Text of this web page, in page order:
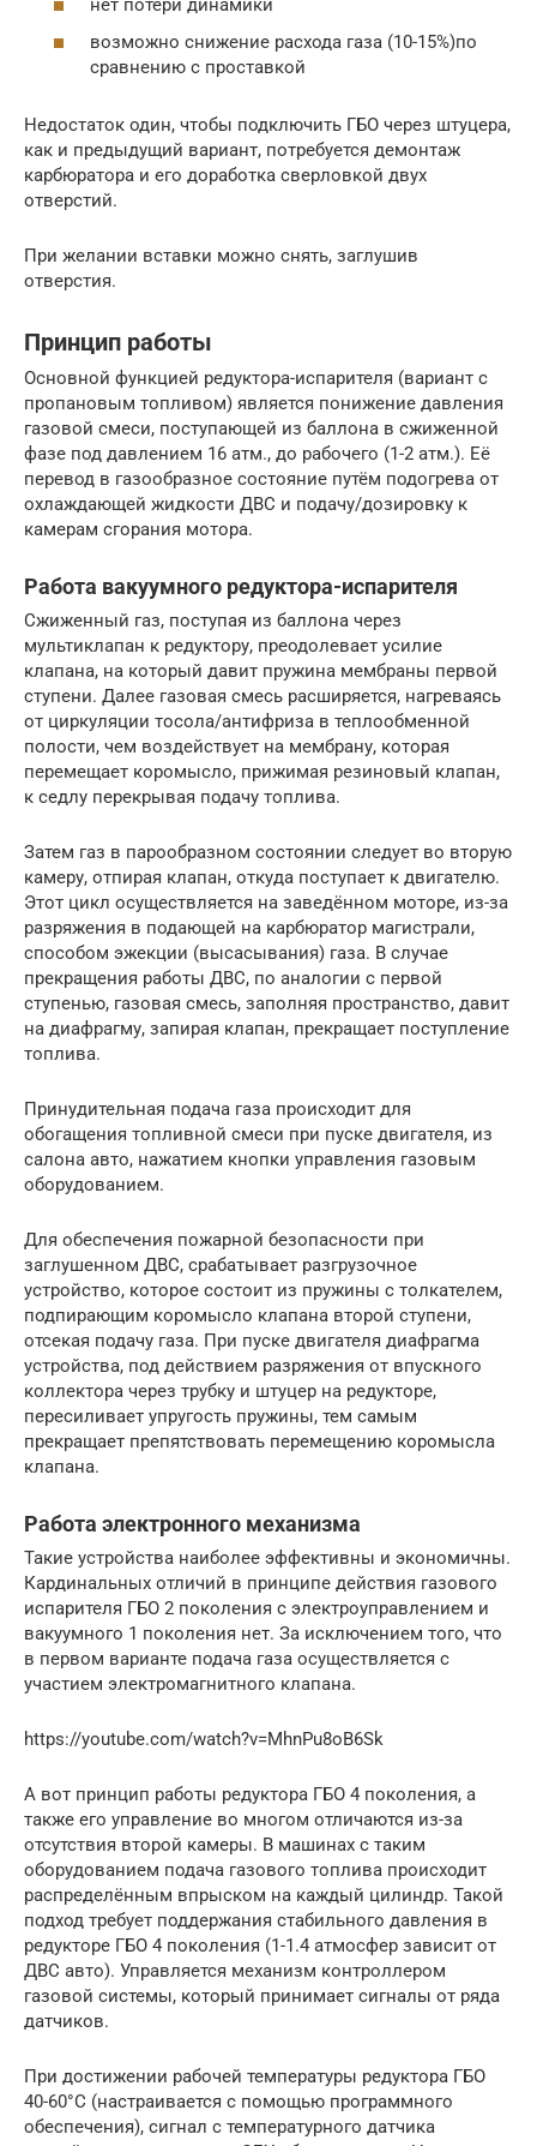
нет потери динамики
возможно снижение расхода газа (10-15%)по
сравнению с проставкой
Недостаток один, чтобы подключить ГБО через штуцера,
как и предыдущий вариант, потребуется демонтаж
карбюратора и его доработка сверловкой двух
отверстий.
При желании вставки можно снять, заглушив
отверстия.
Принцип работы
Основной функцией редуктора-испарителя (вариант с
пропановым топливом) является понижение давления
газовой смеси, поступающей из баллона в сжиженной
фазе под давлением 16 атм., до рабочего (1-2 атм.). Её
перевод в газообразное состояние путём подогрева от
охлаждающей жидкости ДВС и подачу/дозировку к
камерам сгорания мотора.
Работа вакуумного редуктора-испарителя
Сжиженный газ, поступая из баллона через
мультиклапан к редуктору, преодолевает усилие
клапана, на который давит пружина мембраны первой
ступени. Далее газовая смесь расширяется, нагреваясь
от циркуляции тосола/антифриза в теплообменной
полости, чем воздействует на мембрану, которая
перемещает коромысло, прижимая резиновый клапан,
к седлу перекрывая подачу топлива.
Затем газ в парообразном состоянии следует во вторую
камеру, отпирая клапан, откуда поступает к двигателю.
Этот цикл осуществляется на заведённом моторе, из-за
разряжения в подающей на карбюратор магистрали,
способом эжекции (высасывания) газа. В случае
прекращения работы ДВС, по аналогии с первой
ступенью, газовая смесь, заполняя пространство, давит
на диафрагму, запирая клапан, прекращает поступление
топлива.
Принудительная подача газа происходит для
обогащения топливной смеси при пуске двигателя, из
салона авто, нажатием кнопки управления газовым
оборудованием.
Для обеспечения пожарной безопасности при
заглушенном ДВС, срабатывает разгрузочное
устройство, которое состоит из пружины с толкателем,
подпирающим коромысло клапана второй ступени,
отсекая подачу газа. При пуске двигателя диафрагма
устройства, под действием разряжения от впускного
коллектора через трубку и штуцер на редукторе,
пересиливает упругость пружины, тем самым
прекращает препятствовать перемещению коромысла
клапана.
Работа электронного механизма
Такие устройства наиболее эффективны и экономичны.
Кардинальных отличий в принципе действия газового
испарителя ГБО 2 поколения с электроуправлением и
вакуумного 1 поколения нет. За исключением того, что
в первом варианте подача газа осуществляется с
участием электромагнитного клапана.
https://youtube.com/watch?v=MhnPu8oB6Sk
А вот принцип работы редуктора ГБО 4 поколения, а
также его управление во многом отличаются из-за
отсутствия второй камеры. В машинах с таким
оборудованием подача газового топлива происходит
распределённым впрыском на каждый цилиндр. Такой
подход требует поддержания стабильного давления в
редукторе ГБО 4 поколения (1-1.4 атмосфер зависит от
ДВС авто). Управляется механизм контроллером
газовой системы, который принимает сигналы от ряда
датчиков.
При достижении рабочей температуры редуктора ГБО
40-60°C (настраивается с помощью программного
обеспечения), сигнал с температурного датчика